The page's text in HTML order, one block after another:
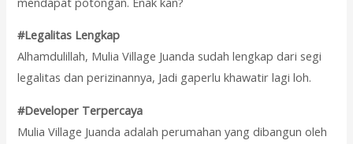
#Legalitas Lengkap
Alhamdulillah, Mulia Village Juanda sudah lengkap dari segi
legalitas dan perizinannya, Jadi gaperlu khawatir lagi loh.
#Developer Terpercaya
Mulia Village Juanda adalah perumahan yang dibangun oleh